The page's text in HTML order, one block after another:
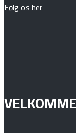
Følg os her